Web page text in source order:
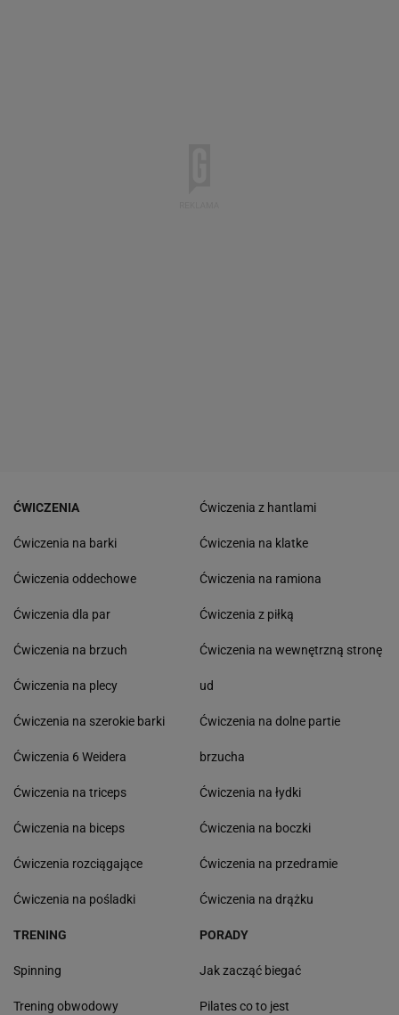
ĆWICZENIA
Ćwiczenia na barki
Ćwiczenia oddechowe
Ćwiczenia dla par
Ćwiczenia na brzuch
Ćwiczenia na plecy
Ćwiczenia na szerokie barki
Ćwiczenia 6 Weidera
Ćwiczenia na triceps
Ćwiczenia na biceps
Ćwiczenia rozciągające
Ćwiczenia na pośladki
Ćwiczenia z hantlami
Ćwiczenia na klatke
Ćwiczenia na ramiona
Ćwiczenia z piłką
Ćwiczenia na wewnętrzną stronę
ud
Ćwiczenia na dolne partie
brzucha
Ćwiczenia na łydki
Ćwiczenia na boczki
Ćwiczenia na przedramie
Ćwiczenia na drążku
TRENING
Spinning
Trening obwodowy
PORADY
Jak zacząć biegać
Pilates co to jest